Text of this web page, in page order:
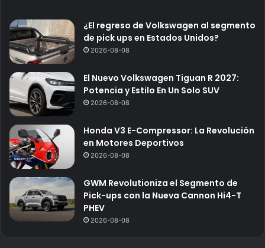
¿El regreso de Volkswagen al segmento
de pick ups en Estados Unidos?
2026-08-08
El Nuevo Volkswagen Tiguan R 2027:
Potencia y Estilo En Un Solo SUV
2026-08-08
Honda V3 E-Compressor: La Revolución
en Motores Deportivos
2026-08-08
GWM Revolutioniza el Segmento de
Pick-ups con la Nueva Cannon Hi4-T
PHEV
2026-08-08